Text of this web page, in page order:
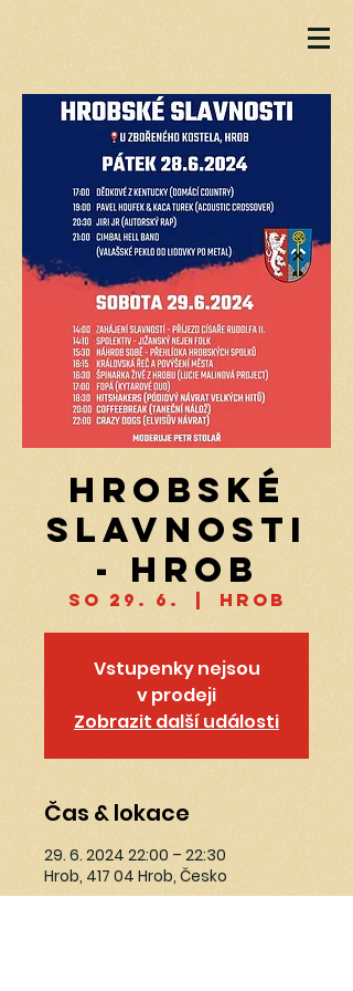
Hrobské
slavnosti
- Hrob
so 29. 6. Hrob
Vstupenky nejsou
v prodeji
Zobrazit další události
Čas & lokace
29. 6. 2024 22:00 – 22:30
Hrob, 417 04 Hrob, Česko